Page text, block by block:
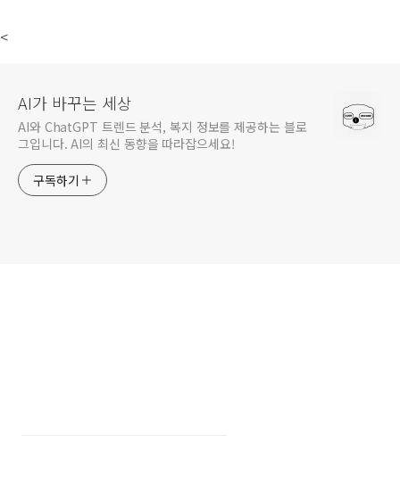
<
AI가 바꾸는 세상
AI와 ChatGPT 트렌드 분석, 복지 정보를 제공하는 블로
그입니다. AI의 최신 동향을 따라잡으세요!
구독하기